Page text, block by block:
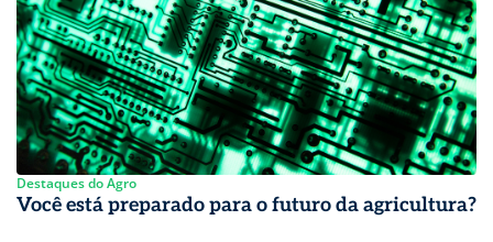
Destaques do Agro
Você está preparado para o futuro da agricultura?